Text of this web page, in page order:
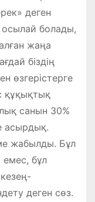
деген
осылай болады,
жаңа
біздің
өзгерістерге
құқықтық
санын 30%
асырдық.
жабылды. Бұл
емес, бұл
деген сөз.